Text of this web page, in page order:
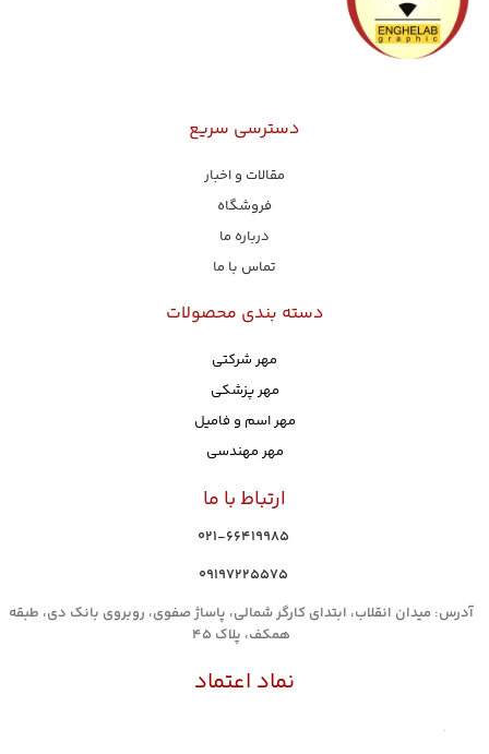
دسترسی سریع
مقالات و اخبار
فروشگاه
درباره ما
تماس با ما
دسته بندی محصولات
مهر شرکتی
مهر پزشکی
مهر اسم و فامیل
مهر مهندسی
ارتباط با ما
021-66419985
۰۹۱۹۷۲۲۵۵۷۵
آدرس: میدان انقلاب، ابتدای کارگر شمالی، پاساژ صفوی، روبروی بانک دی، طبقه
همکف، پلاک 45
نماد اعتماد